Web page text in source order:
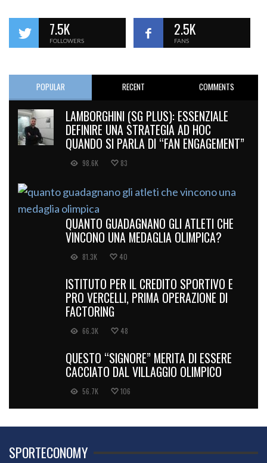
7.5K
FOLLOWERS
2.5K
FANS
POPULAR RECENT COMMENTS
LAMBORGHINI (SG PLUS): ESSENZIALE
DEFINIRE UNA STRATEGIA AD HOC
QUANDO SI PARLA DI “FAN ENGAGEMENT”
98.6K 83
QUANTO GUADAGNANO GLI ATLETI CHE
VINCONO UNA MEDAGLIA OLIMPICA?
81.3K 40
ISTITUTO PER IL CREDITO SPORTIVO E
PRO VERCELLI, PRIMA OPERAZIONE DI
FACTORING
66.3K 48
QUESTO “SIGNORE” MERITA DI ESSERE
CACCIATO DAL VILLAGGIO OLIMPICO
56.7K 106
SPORTECONOMY